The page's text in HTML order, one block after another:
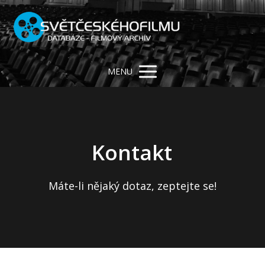
MENU
Kontakt
Máte-li nějaký dotaz, zeptejte se!